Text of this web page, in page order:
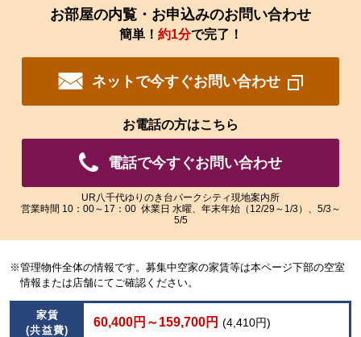
す
拡
大
さ
い
だ
ま
す。
拡
い
だ
ま
お部屋の内覧・お申込みのお問い合わせ
簡単！ 約1分で完了！
ネットで今すぐお問い合わせ
お電話の方はこちら
電話で今すぐお問い合わせ
UR八千代ゆりのき台パークシティ現地案内所
営業時間 10：00～17：00 休業日 水曜、年末年始（12/29～1/3）、5/3～
5/5
※管理物件全体の情報です。募集中空家の家賃等は本ページ下部の空室
情報または店舗にてご確認ください。
家賃
(共益費)
60,400円～159,700円 (4,410円)